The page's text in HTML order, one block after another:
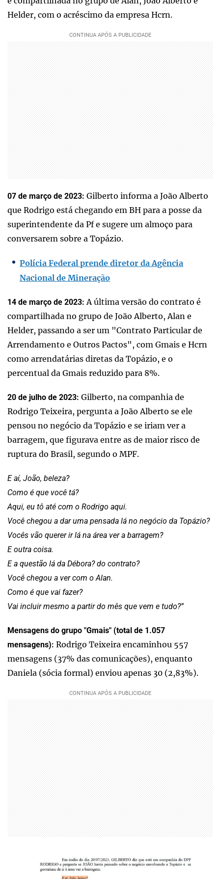
Helder, com o acréscimo da empresa Hcrn.
07 de março de 2023: Gilberto informa a João Alberto
que Rodrigo está chegando em BH para a posse da
superintendente da Pf e sugere um almoço para
conversarem sobre a Topázio.
Polícia Federal prende diretor da Agência
Nacional de Mineração
14 de março de 2023: A última versão do contrato é
compartilhada no grupo de João Alberto, Alan e
Helder, passando a ser um "Contrato Particular de
Arrendamento e Outros Pactos", com Gmais e Hcrn
como arrendatárias diretas da Topázio, e o
percentual da Gmais reduzido para 8%.
20 de julho de 2023: Gilberto, na companhia de
Rodrigo Teixeira, pergunta a João Alberto se ele
pensou no negócio da Topázio e se iriam ver a
barragem, que figurava entre as de maior risco de
ruptura do Brasil, segundo o MPF.
E aí, João, beleza?
Como é que você tá?
Aqui, eu tô até com o Rodrigo aqui.
Você chegou a dar uma pensada lá no negócio da Topázio?
Vocês vão querer ir lá na área ver a barragem?
E outra coisa.
E a questão lá da Débora? do contrato?
Você chegou a ver com o Alan.
Como é que vai fazer?
Vai incluir mesmo a partir do mês que vem e tudo?”
Mensagens do grupo "Gmais" (total de 1.057
mensagens): Rodrigo Teixeira encaminhou 557
mensagens (37% das comunicações), enquanto
Daniela (sócia formal) enviou apenas 30 (2,83%).